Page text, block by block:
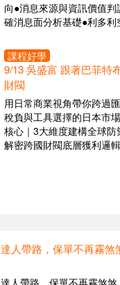
向●消息來源與資訊價值判
確消息面分析基礎●利多利
課程好學
9/13 吳盛富 跟著巴菲特
財閥
用日常商業視角帶你跨過
稅負與工具選擇的日本市
核心｜3大維度建構全球
解密跨國財閥底層獲利邏
達人帶路，保單不再霧煞
達人帶路，保單不再霧煞煞